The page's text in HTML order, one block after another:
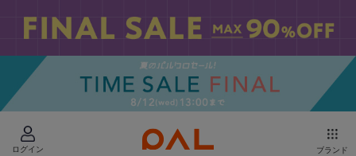
ログイン ブランド